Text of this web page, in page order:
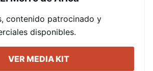
contenido patrocinado y
disponibles.
VER MEDIA KIT